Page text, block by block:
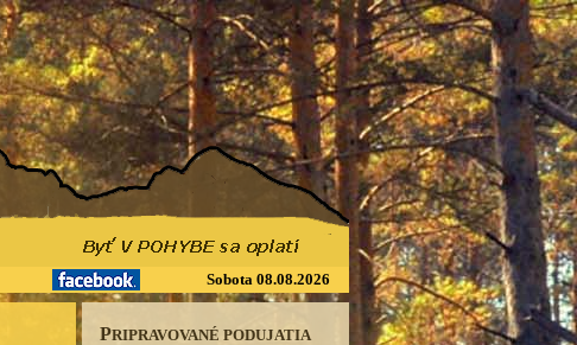
Sobota 08.08.2026
PRIPRAVOVANÉ PODUJATIA